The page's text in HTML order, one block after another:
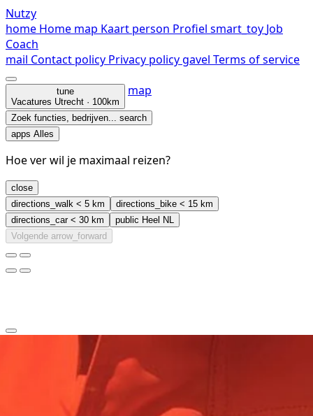
Nutzy
home Home map Kaart person Profiel smart_toy Job
Coach
mail Contact policy Privacy policygavel Terms of service
tune
Vacatures Utrecht · 100km
map
Zoek functies, bedrijven... search
apps Alles
Hoe ver wil je maximaal reizen?
close
directions_walk < 5 km directions_bike < 15 km
directions_car< 30 km public Heel NL
Volgende arrow_forward
arrow_back_ios_new